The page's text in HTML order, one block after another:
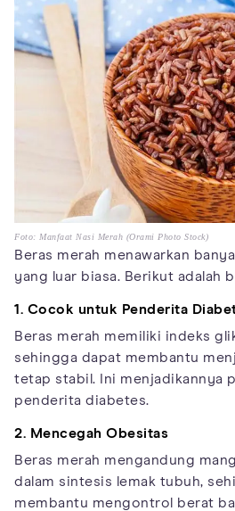
Foto: Manfaat Nasi Merah (Orami Photo Stock)
Beras merah menawarkan
yang luar biasa. Berikut adalah
1. Cocok untuk Penderita
Beras merah memiliki indeks
sehingga dapat membantu
tetap stabil. Ini menjadikannya
penderita diabetes.
2. Mencegah Obesitas
Beras merah mengandung
dalam sintesis lemak tubuh,
membantu mengontrol berat